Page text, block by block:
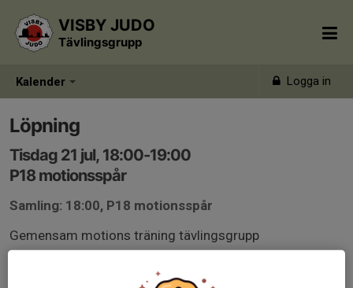
Kalender Logga in
VISBY JUDO
Tävlingsgrupp
Löpning
Tisdag 21 jul, 18:00-19:00
P18 motionsspår
Samling: 18:00, P18 motionsspår
Gemensam motions träning tävlingsgrupp